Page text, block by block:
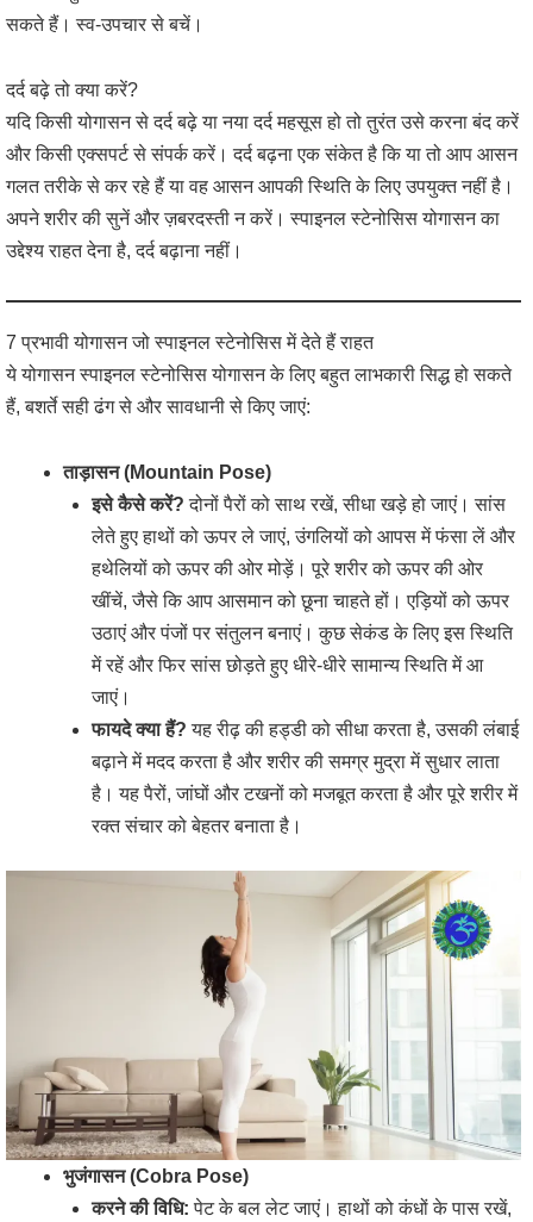
सकते हैं। स्व-उपचार से बचें।
दर्द बढ़े तो क्या करें?
यदि किसी योगासन से दर्द बढ़े या नया दर्द महसूस हो तो तुरंत उसे करना बंद करें
और किसी एक्सपर्ट से संपर्क करें। दर्द बढ़ना एक संकेत है कि या तो आप आसन
गलत तरीके से कर रहे हैं या वह आसन आपकी स्थिति के लिए उपयुक्त नहीं है।
अपने शरीर की सुनें और ज़बरदस्ती न करें। स्पाइनल स्टेनोसिस योगासन का
उद्देश्य राहत देना है, दर्द बढ़ाना नहीं।
7 प्रभावी योगासन जो स्पाइनल स्टेनोसिस में देते हैं राहत
ये योगासन स्पाइनल स्टेनोसिस योगासन के लिए बहुत लाभकारी सिद्ध हो सकते
हैं, बशर्ते सही ढंग से और सावधानी से किए जाएं:
ताड़ासन (Mountain Pose)
इसे कैसे करें? दोनों पैरों को साथ रखें, सीधा खड़े हो जाएं। सांस
लेते हुए हाथों को ऊपर ले जाएं, उंगलियों को आपस में फंसा लें और
हथेलियों को ऊपर की ओर मोड़ें। पूरे शरीर को ऊपर की ओर
खींचें, जैसे कि आप आसमान को छूना चाहते हों। एड़ियों को ऊपर
उठाएं और पंजों पर संतुलन बनाएं। कुछ सेकंड के लिए इस स्थिति
में रहें और फिर सांस छोड़ते हुए धीरे-धीरे सामान्य स्थिति में आ
जाएं।
फायदे क्या हैं? यह रीढ़ की हड्डी को सीधा करता है, उसकी लंबाई
बढ़ाने में मदद करता है और शरीर की समग्र मुद्रा में सुधार लाता
है। यह पैरों, जांघों और टखनों को मजबूत करता है और पूरे शरीर में
रक्त संचार को बेहतर बनाता है।
भुजंगासन (Cobra Pose)
करने की विधि: पेट के बल लेट जाएं। हाथों को कंधों के पास रखें,